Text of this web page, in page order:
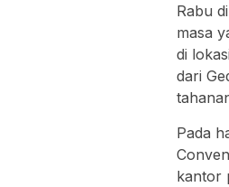
Rabu
masa
di
dari
Pada
kantor